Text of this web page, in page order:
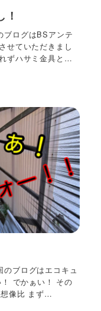
ブログはBSアンテ
せていただきまし
ずハサミ金具と…
のブログはエコキュ
でかぁい！ その
想像比 まず…